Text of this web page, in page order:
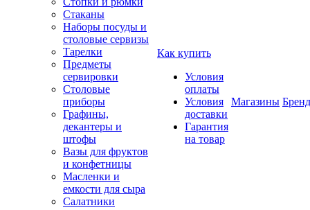
Стаканы
Наборы посуды и
столовые сервизы
Тарелки
Предметы
сервировки
Столовые
приборы
Графины,
декантеры и
штофы
Вазы для фруктов
и конфетницы
Масленки и
емкости для сыра
Салатники
Как купить
Условия
оплаты
Условия
доставки
Гарантия
на товар
Магазины